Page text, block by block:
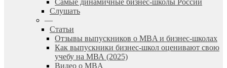
Самые динамичные бизнес-школы России
Слушать
—
Статьи
Отзывы выпускников о MBA и бизнес-школах
Как выпускники бизнес-школ оценивают свою
учебу на МВА (2025)
Видео о MBA